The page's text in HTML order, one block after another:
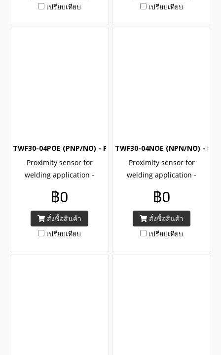
เปรียบเทียบ
เปรียบเทียบ
TWF30-04POE (PNP/NO) - Proximity switch for welding
Proximity sensor for
welding application -
NO , Factor 1 for all of
metals, CE UL ROHs
certified , Brand Akusense
฿0
สั่งซื้อสินค้า
เปรียบเทียบ
TWF30-04NOE (NPN/NO) -
Proximity sensor for
welding application -
NO , Factor 1 for all of
metals, CE UL ROHs
certified , Brand Akusense
฿0
สั่งซื้อสินค้า
เปรียบเทียบ